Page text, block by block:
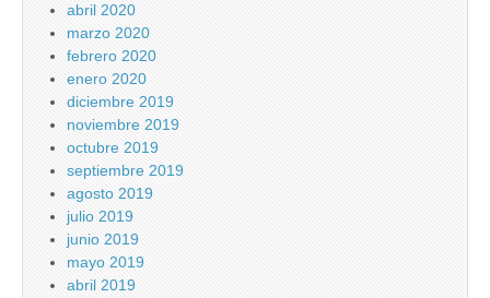
abril 2020
marzo 2020
febrero 2020
enero 2020
diciembre 2019
noviembre 2019
octubre 2019
septiembre 2019
agosto 2019
julio 2019
junio 2019
mayo 2019
abril 2019